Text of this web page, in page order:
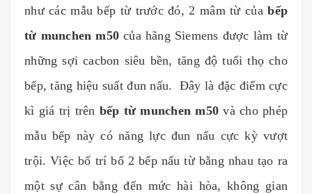
như các mẫu bếp từ trước đó, 2 mâm từ củabếp
từ munchen m50 của hãng Siemens được làm từ
những sợi cacbon siêu bền, tăng độ tuổi thọ cho
bếp, tăng hiệu suất đun nấu. Đây là đặc điểm cực
kì giá trị trên bếp từ munchen m50 và cho phép
mẫu bếp này có năng lực đun nấu cực kỳ vượt
trội. Việc bố trí bố 2 bếp nấu từ bằng nhau tạo ra
một sự cân bằng đến mức hài hòa, không gian